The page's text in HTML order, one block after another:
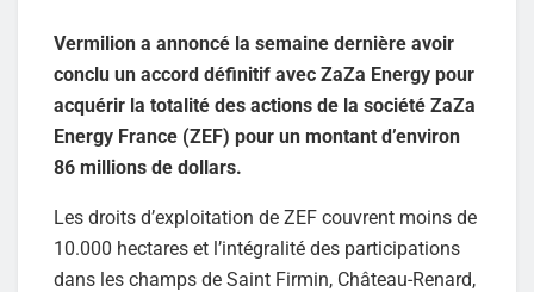
Vermilion a annoncé la semaine dernière avoir
conclu un accord définitif avec ZaZa Energy pour
acquérir la totalité des actions de la société ZaZa
Energy France (ZEF) pour un montant d’environ
86 millions de dollars.
Les droits d’exploitation de ZEF couvrent moins de
10.000 hectares et l’intégralité des participations
dans les champs de Saint Firmin, Château-Renard,